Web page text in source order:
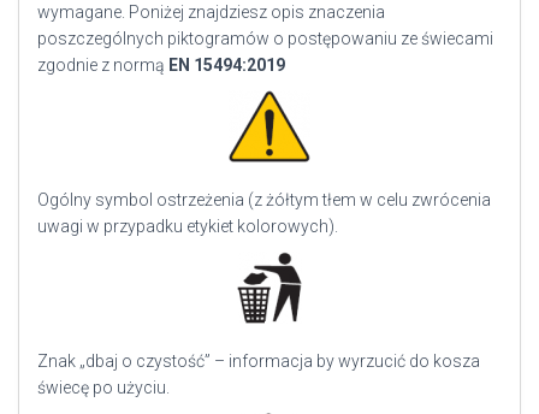
wymagane. Poniżej znajdziesz opis znaczenia
poszczególnych piktogramów o postępowaniu ze świecami
zgodnie z normą EN 15494:2019
Ogólny symbol ostrzeżenia (z żółtym tłem w celu zwrócenia
uwagi w przypadku etykiet kolorowych).
Znak „dbaj o czystość” – informacja by wyrzucić do kosza
świecę po użyciu.